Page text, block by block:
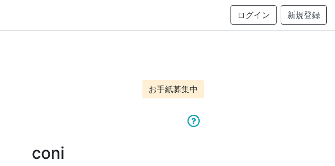
ログイン 新規登録
お手紙募集中
coni